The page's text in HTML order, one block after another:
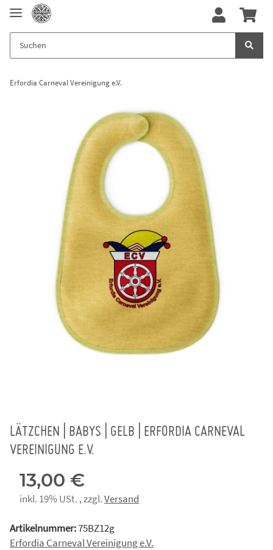
Erfordia Carneval Vereinigung e.V.
LÄTZCHEN | BABYS | GELB | ERFORDIA CARNEVAL
VEREINIGUNG E.V.
13,00 €
inkl. 19% USt. , zzgl.Versand
Artikelnummer:75BZ12g
Erfordia Carneval Vereinigung e.V.